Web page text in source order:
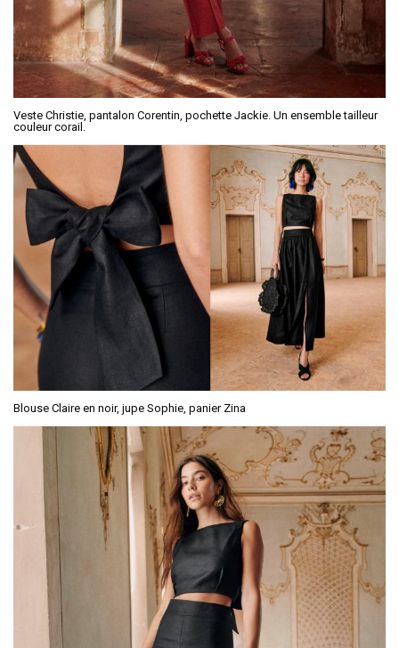
Veste Christie, pantalon Corentin, pochette Jackie. Un ensemble tailleur
couleur corail.
Blouse Claire en noir, jupe Sophie, panier Zina